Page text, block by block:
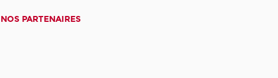
NOS PARTENAIRES